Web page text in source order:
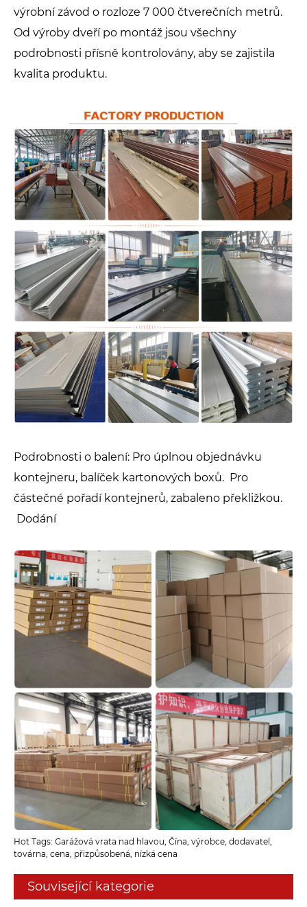
výrobní závod o rozloze 7 000 čtverečních metrů.
Od výroby dveří po montáž jsou všechny
podrobnosti přísně kontrolovány, aby se zajistila
kvalita produktu.
Podrobnosti o balení: Pro úplnou objednávku
kontejneru, balíček kartonových boxů. Pro
částečné pořadí kontejnerů, zabaleno překližkou.
Dodání
Hot Tags: Garážová vrata nad hlavou, Čína, výrobce, dodavatel,
továrna, cena, přizpůsobená, nízká cena
Související kategorie